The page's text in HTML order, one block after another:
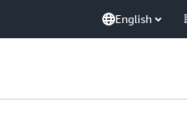
English